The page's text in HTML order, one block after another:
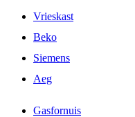
Vrieskast
Beko
Siemens
Aeg
Gasfornuis